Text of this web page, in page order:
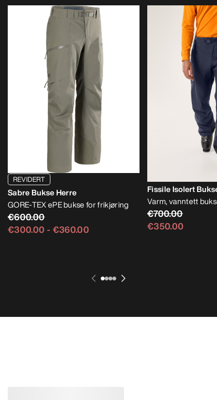
REVIDERT
Sabre Bukse Herre
GORE-TEX ePE bukse for frikjøring
€600.00
€300.00 - €360.00
Fissile Isolert
Varm, vanntett
€700.00
€350.00